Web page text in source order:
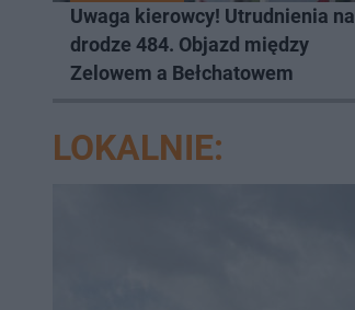
Uwaga kierowcy! Utrudnienia na
drodze 484. Objazd między
Zelowem a Bełchatowem
LOKALNIE: